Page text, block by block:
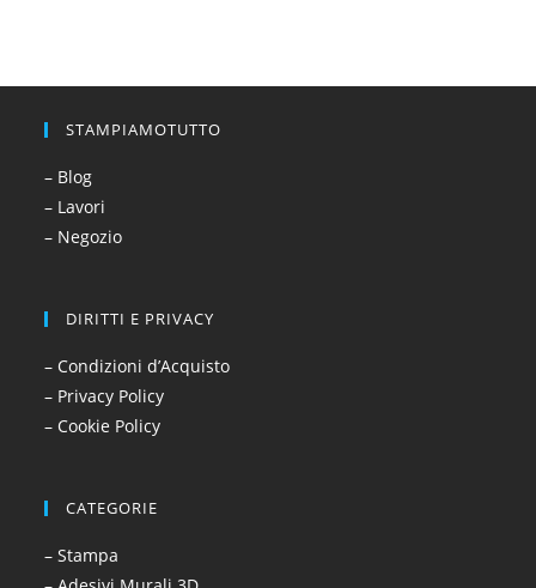
STAMPIAMOTUTTO
– Blog
– Lavori
– Negozio
DIRITTI E PRIVACY
– Condizioni d’Acquisto
– Privacy Policy
– Cookie Policy
CATEGORIE
– Stampa